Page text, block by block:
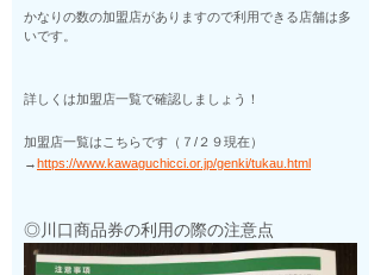
かなりの数の加盟店がありますので利用できる店舗は多
いです。
詳しくは加盟店一覧で確認しましょう！
加盟店一覧はこちらです（７/２９現在）
→ https://www.kawaguchicci.or.jp/genki/tukau.html
◎川口商品券の利用の際の注意点